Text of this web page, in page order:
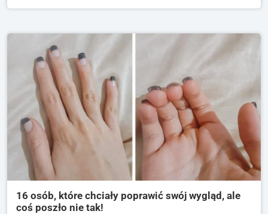
16 osób, które chciały poprawić swój wygląd, ale
coś poszło nie tak!